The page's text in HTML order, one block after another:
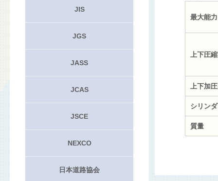
最大能力
上下圧
上下加
シリン
質量
JIS
JGS
JASS
JCAS
JSCE
NEXCO
日本道路協会